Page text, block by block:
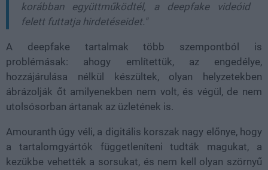
korábban együttműködtél, a deepfake videóid
felett futtatja hirdetéseidet."
A deepfake tartalmak több szempontból is
problémásak: ahogy említettük, az engedélye,
hozzájárulása nélkül készültek, olyan helyzetekben
ábrázolják őt amilyenekben nem volt, és végül, de nem
utolsósorban ártanak az üzletének is.
Amouranth úgy véli, a digitális korszak nagy előnye, hogy
a tartalomgyártók függetleníteni tudták magukat, a
kezükbe vehették a sorsukat, és nem kell olyan szörnyű